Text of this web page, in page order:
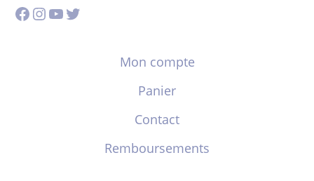
Facebook
Instagram
YouTube
Twitter
Mon compte
Panier
Contact
Remboursements